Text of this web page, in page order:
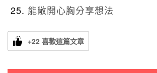
能敞開心胸分享想法
+22 喜歡這篇文章